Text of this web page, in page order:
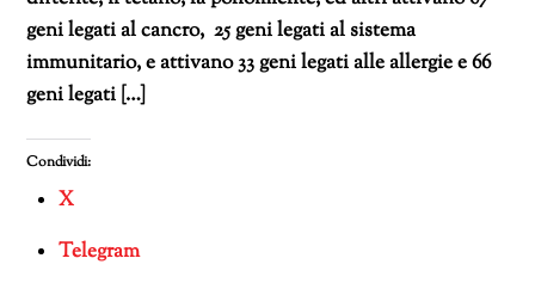
geni legati al cancro, 25 geni legati al sistema
immunitario, e attivano 33 geni legati alle allergie e 66
geni legati […]
Condividi:
X
Telegram